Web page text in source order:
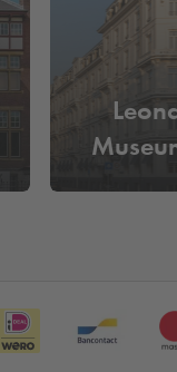
plaats in een
laserstraal raakt
en wil je je auto
complete aanbod van